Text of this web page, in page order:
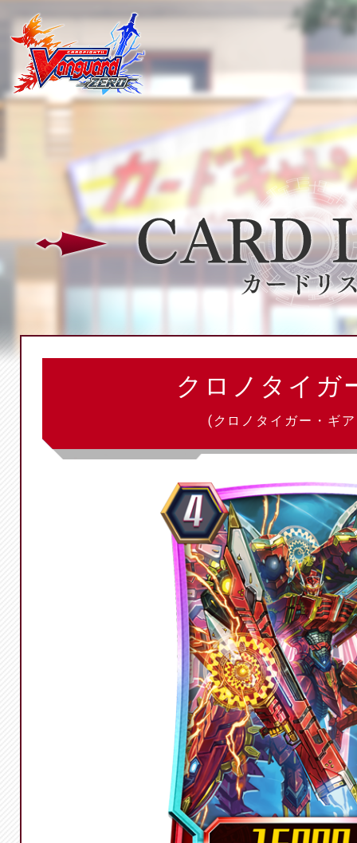
クロノタイガ
(クロノタイガー・ギ